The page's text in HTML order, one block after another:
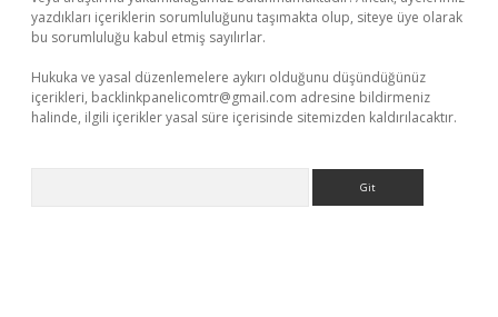
yazdıkları içeriklerin sorumluluğunu taşımakta olup, siteye üye olarak
bu sorumluluğu kabul etmiş sayılırlar.
Hukuka ve yasal düzenlemelere aykırı olduğunu düşündüğünüz
içerikleri, backlinkpanelicomtr@gmail.com adresine bildirmeniz
halinde, ilgili içerikler yasal süre içerisinde sitemizden kaldırılacaktır.